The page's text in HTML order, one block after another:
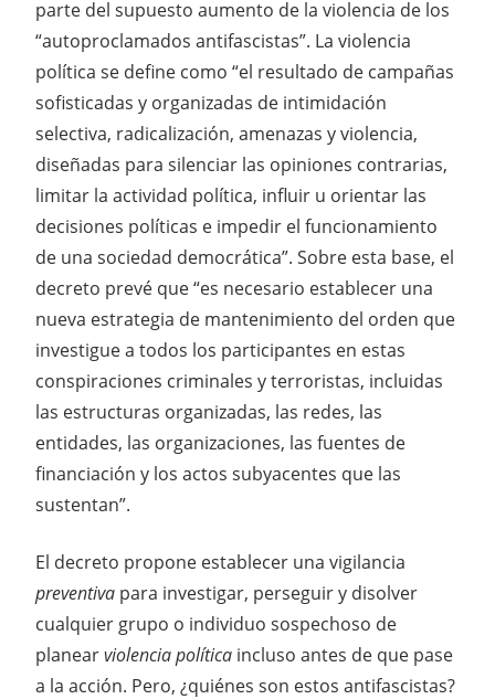
parte del supuesto aumento de la violencia de los
“autoproclamados antifascistas”. La violencia
política se define como “el resultado de campañas
sofisticadas y organizadas de intimidación
selectiva, radicalización, amenazas y violencia,
diseñadas para silenciar las opiniones contrarias,
limitar la actividad política, influir u orientar las
decisiones políticas e impedir el funcionamiento
de una sociedad democrática”. Sobre esta base, el
decreto prevé que “es necesario establecer una
nueva estrategia de mantenimiento del orden que
investigue a todos los participantes en estas
conspiraciones criminales y terroristas, incluidas
las estructuras organizadas, las redes, las
entidades, las organizaciones, las fuentes de
financiación y los actos subyacentes que las
sustentan”.
El decreto propone establecer una vigilancia
preventiva para investigar, perseguir y disolver
cualquier grupo o individuo sospechoso de
planearviolencia política incluso antes de que pase
a la acción. Pero, ¿quiénes son estos antifascistas?